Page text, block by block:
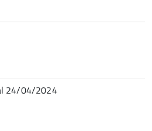
24/04/2024